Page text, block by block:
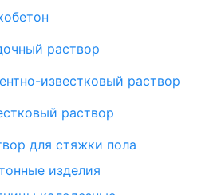
раствор
известковый раствор
раствор
для стяжки пола
изделия